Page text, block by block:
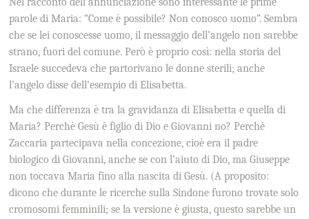
parole di Maria: “Come è possibile? Non conosco uomo”. Sembra
che se lei conoscesse uomo, il messaggio dell’angelo non sarebbe
strano, fuori del comune. Però è proprio così: nella storia del
Israele succedeva che partorivano le donne sterili; anche
l’angelo disse dell’esempio di Elisabetta.
Ma che differenza è tra la gravidanza di Elisabetta e quella di
Maria? Perchè Gesù è figlio di Dio e Giovanni no? Perchè
Zaccaria partecipava nella concezione, cioè era il padre
biologico di Giovanni, anche se con l’aiuto di Dio, ma Giuseppe
non toccava Maria fino alla nascita di Gesù. (A proposito:
dicono che durante le ricerche sulla Sindone furono trovate solo
cromosomi femminili; se la versione è giusta, questo sarebbe un